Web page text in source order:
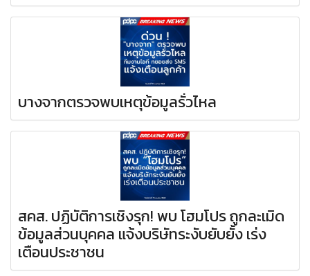
บางจากตรวจพบเหตุข้อมูลรั่วไหล
สคส. ปฏิบัติการเชิงรุก! พบ โฮมโปร ถูกละเมิด
ข้อมูลส่วนบุคคล แจ้งบริษัทระงับยับยั้ง เร่ง
เตือนประชาชน